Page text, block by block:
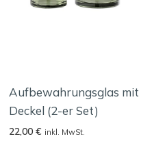
Aufbewahrungsglas mit
Deckel (2-er Set)
22,00 € inkl. MwSt.